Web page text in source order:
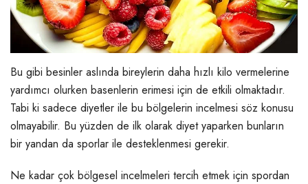
Bu gibi besinler aslında bireylerin daha hızlı kilo vermelerine
yardımcı olurken basenlerin erimesi için de etkili olmaktadır.
Tabi ki sadece diyetler ile bu bölgelerin incelmesi söz konusu
olmayabilir. Bu yüzden de ilk olarak diyet yaparken bunların
bir yandan da sporlar ile desteklenmesi gerekir.
Ne kadar çok bölgesel incelmeleri tercih etmek için spordan